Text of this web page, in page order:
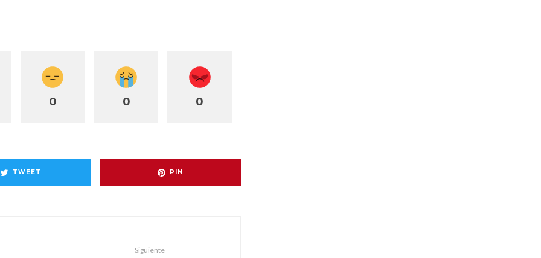
0 0 0
TWEET PIN
Siguiente